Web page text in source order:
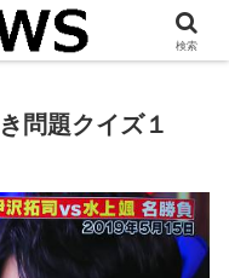
お伝えします。
問題クイズ１
検索